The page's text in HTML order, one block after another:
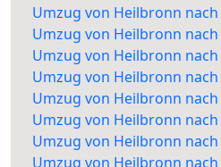
Umzug von Heilbronn
Umzug von Heilbronn
Umzug von Heilbronn nach
Umzug von Heilbronn
Umzug von Heilbronn
Umzug von Heilbronn
Umzug von Heilbronn nach
Umzug von Heilbronn nach